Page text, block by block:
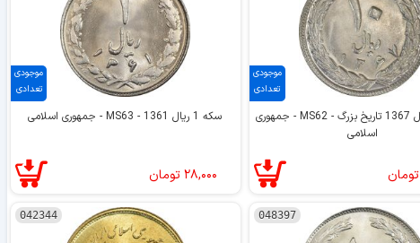
موجودی
تعدادی
سکه 10 ریال 1367 تاریخ بزرگ - MS62 - جمهوری
اسلامی
تومان
موجودی
تعدادی
سکه 1 ریال 1361 - MS63 - جمهوری اسلامی
۲۸,۰۰۰ تومان
048397
042344